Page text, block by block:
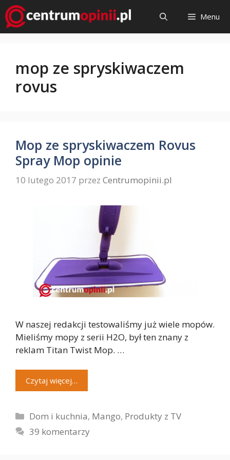
Przejdź
do
treści
Menu
mop ze spryskiwaczem
rovus
Mop ze spryskiwaczem Rovus
Spray Mop opinie
10 lutego 2017 przez Centrumopinii.pl
W naszej redakcji testowaliśmy już wiele mopów.
Mieliśmy mopy z serii H2O, był ten znany z
reklam Titan Twist Mop. …
Czytaj więcej…
Kategorie
Dom i kuchnia, Mango, Produkty z TV
39 komentarzy